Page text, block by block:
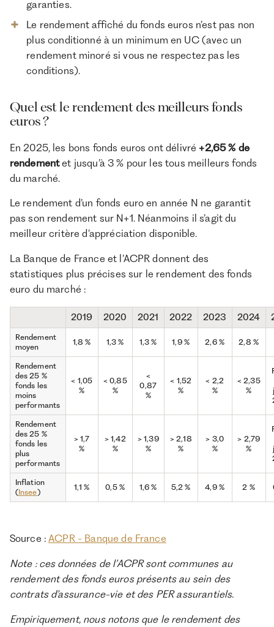
garanties.
Le rendement affiché du fonds euros n’est pas non
plus conditionné à un minimum en UC (avec un
rendement minoré si vous ne respectez pas les
conditions).
Quel est le rendement des meilleurs fonds
euros ?
En 2025, les bons fonds euros ont délivré +2,65 % de
rendementet jusqu’à 3 % pour les tous meilleurs fonds
du marché.
Le rendement d’un fonds euro en année N ne garantit
pas son rendement sur N+1. Néanmoins il s’agit du
meilleur critère d’appréciation disponible.
La Banque de France et l’ACPR donnent des
statistiques plus précises sur le rendement des fonds
euro du marché :
2019 2020 2021 2022 2023 2024
Rendement
moyen
1,8 % 1,3 % 1,3 % 1,9 % 2,6 % 2,8 %
Rendement
des 25 %
fonds les
moins
performants
< 1,05
%
< 0,85
%
<
0,87
%
< 1,52
%
< 2,2
%
< 2,35
%
Rendement
des 25 %
fonds les
plus
performants
> 1,7
%
> 1,42
%
> 1,39
%
> 2,18
%
> 3,0
%
> 2,79
%
Inflation
(Insee)
1,1 % 0,5 % 1,6 % 5,2 % 4,9 % 2 %
Source :ACPR - Banque de France
Note : ces données de l’ACPR sont communes au
rendement des fonds euros présents au sein des
contrats d’assurance-vie et des PER assurantiels.
Empiriquement, nous notons que le rendement des